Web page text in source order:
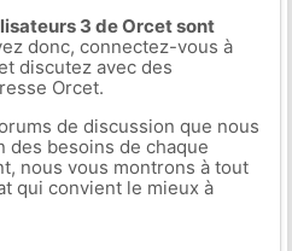
3 de Orcet sont
donc, connectez-vous à
discutez avec des
Orcet.
de discussion que nous
des besoins de chaque
nous vous montrons à tout
qui convient le mieux à